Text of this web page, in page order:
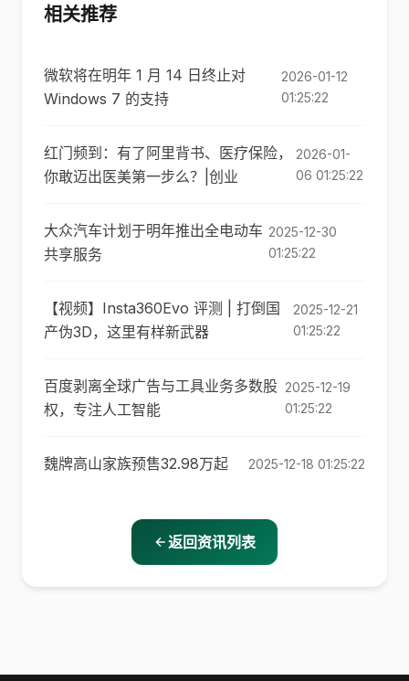
相关推荐
微软将在明年 1 月 14 日终止对
Windows 7 的支持
2026-01-12
01:25:22
红门频到：有了阿里背书、医疗保险，
你敢迈出医美第一步么？|创业
2026-01-
06 01:25:22
大众汽车计划于明年推出全电动车
共享服务
2025-12-30
01:25:22
【视频】Insta360Evo 评测 | 打倒国
产伪3D，这里有样新武器
2025-12-21
01:25:22
百度剥离全球广告与工具业务多数股
权，专注人工智能
2025-12-19
01:25:22
魏牌高山家族预售32.98万起 2025-12-18 01:25:22
返回资讯列表